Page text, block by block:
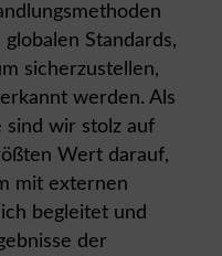
Standards,
sicherzustellen,
werden. Als
sind wir stolz auf
Wert darauf,
mit externen
begleitet und
der